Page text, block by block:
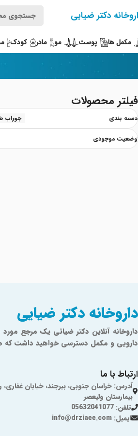
دکتر ضیایی
مکمل ها پوست مو مادر کودک
فیلتر محصولات
دسته بندی جوراب
وضعیت موجودی
داروخانه دکتر ضیایی
دارویی و مکمل دسترسی خواهید داشت که
ارتباط با ما
آدرس: خراسان جنوبی، بیرجند، خیابان غفاری،
بیمارستان ولیعصر
تلفن: 05632041077
ایمیل: info@drziaee.com